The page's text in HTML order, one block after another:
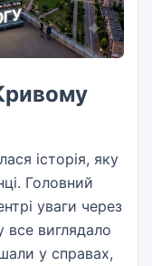
історія, яку
Головний
уваги через
все виглядало
у справах,